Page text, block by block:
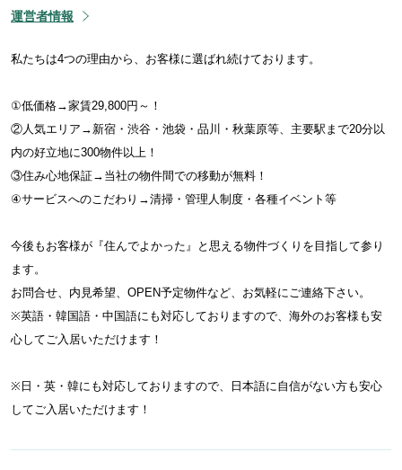
運営者情報
私たちは4つの理由から、お客様に選ばれ続けております。
①低価格→家賃29,800円～！
②人気エリア→新宿・渋谷・池袋・品川・秋葉原等、主要駅まで20分以
内の好立地に300物件以上！
③住み心地保証→当社の物件間での移動が無料！
④サービスへのこだわり→清掃・管理人制度・各種イベント等
今後もお客様が『住んでよかった』と思える物件づくりを目指して参り
ます。
お問合せ、内見希望、OPEN予定物件など、お気軽にご連絡下さい。
※英語・韓国語・中国語にも対応しておりますので、海外のお客様も安
心してご入居いただけます！
※日・英・韓にも対応しておりますので、日本語に自信がない方も安心
してご入居いただけます！